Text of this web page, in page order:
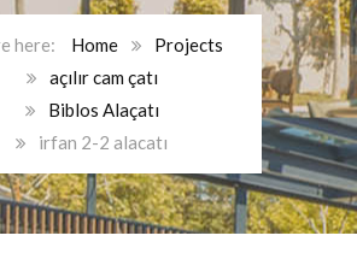
Home
Projects
açılır cam çatı
Biblos Alaçatı
irfan 2-2 alacatı